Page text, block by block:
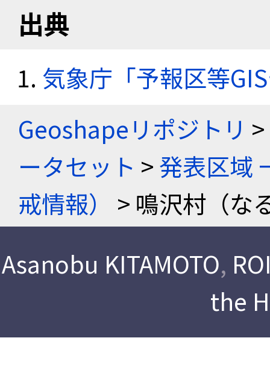
出典
気象庁「予報区等
Geoshapeリポジトリ >
ータセット >発表区域
戒情報）
> 鳴沢村（な
Asanobu KITAMOTO,
the